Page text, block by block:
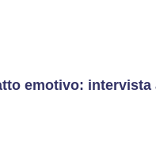
emotivo: intervista